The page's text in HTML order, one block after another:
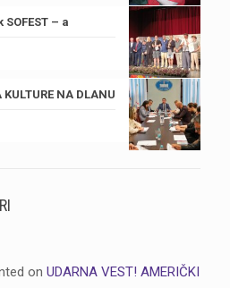
– a
NA DLANU
on UDARNA VEST! AMERIČKI